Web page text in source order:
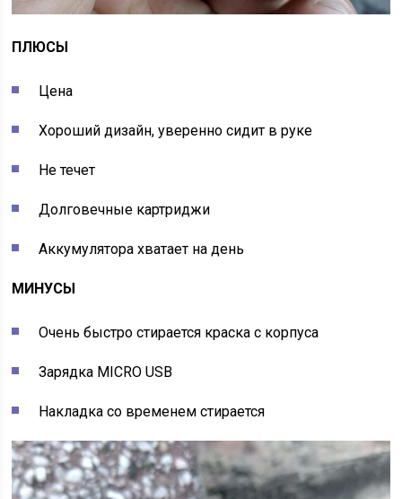
ПЛЮСЫ
Цена
Хороший дизайн, уверенно сидит в руке
Не течет
Долговечные картриджи
Аккумулятора хватает на день
МИНУСЫ
Очень быстро стирается краска с корпуса
Зарядка MICRO USB
Накладка со временем стирается